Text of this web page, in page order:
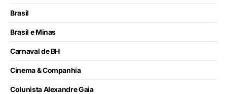
Brasil
Brasil e Minas
Carnaval de BH
Cinema & Companhia
Colunista Alexandre Gaia